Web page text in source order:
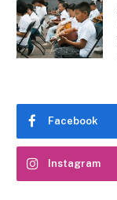
Facebook
Instagram